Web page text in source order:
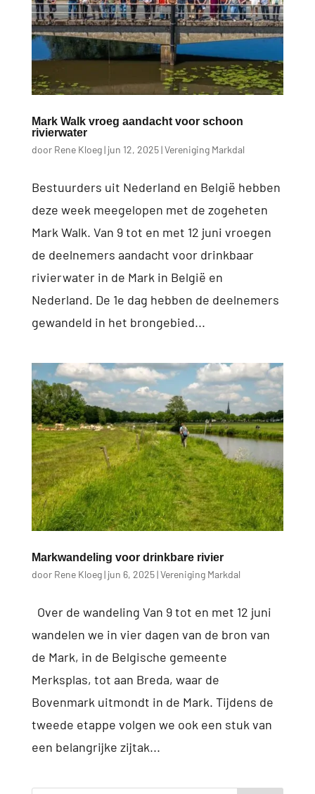
Mark Walk vroeg aandacht voor schoon
rivierwater
door Rene Kloeg| jun 12, 2025|Vereniging Markdal
Bestuurders uit Nederland en België hebben
deze week meegelopen met de zogeheten
Mark Walk. Van 9 tot en met 12 juni vroegen
de deelnemers aandacht voor drinkbaar
rivierwater in de Mark in België en
Nederland. De 1e dag hebben de deelnemers
gewandeld in het brongebied...
Markwandeling voor drinkbare rivier
door Rene Kloeg| jun 6, 2025|Vereniging Markdal
Over de wandeling Van 9 tot en met 12 juni
wandelen we in vier dagen van de bron van
de Mark, in de Belgische gemeente
Merksplas, tot aan Breda, waar de
Bovenmark uitmondt in de Mark. Tijdens de
tweede etappe volgen we ook een stuk van
een belangrijke zijtak...